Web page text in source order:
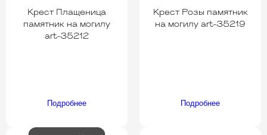
Крест Плащеница
памятник на могилу
art-35212
Подробнее
Крест Розы памятник
на могилу art-35219
Подробнее